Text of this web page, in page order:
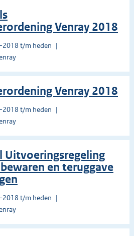
Venray 2018
2018 t/m heden
Venray 2018
2018 t/m heden
Uitvoeringsregeling
en teruggave
2018 t/m heden